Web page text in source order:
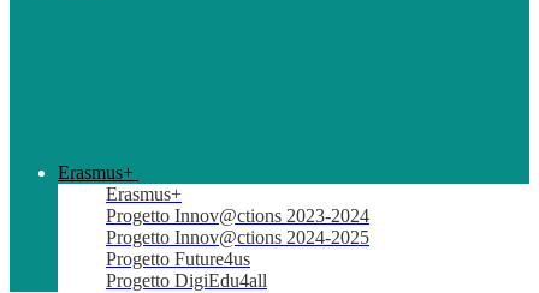
Erasmus+
Erasmus+
Progetto Innov@ctions 2023-2024
Progetto Innov@ctions 2024-2025
Progetto Future4us
Progetto DigiEdu4all